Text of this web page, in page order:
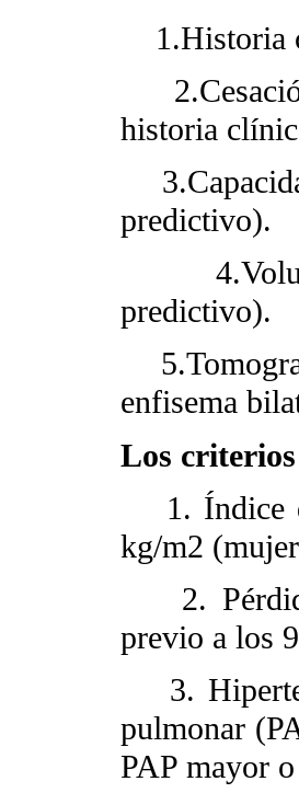
1.Historia
historia
predictivo).
predictivo).
enfisema
Los
1. Índice
kg/m2
2.
previo a los
3.
pulmonar
PAP mayor